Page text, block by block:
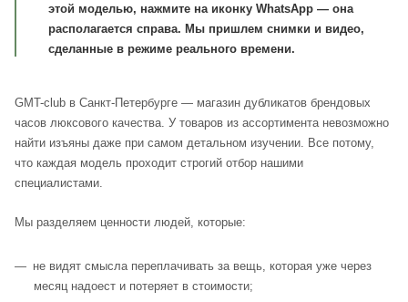
этой моделью, нажмите на иконку WhatsApp — она
располагается справа. Мы пришлем снимки и видео,
сделанные в режиме реального времени.
GMT-club в Санкт-Петербурге — магазин дубликатов брендовых
часов люксового качества. У товаров из ассортимента невозможно
найти изъяны даже при самом детальном изучении. Все потому,
что каждая модель проходит строгий отбор нашими
специалистами.
Мы разделяем ценности людей, которые:
не видят смысла переплачивать за вещь, которая уже через
месяц надоест и потеряет в стоимости;